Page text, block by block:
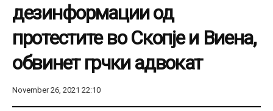
дезинформации од
протестите во Скопје и Виена,
обвинет грчки адвокат
November 26, 2021 22:10